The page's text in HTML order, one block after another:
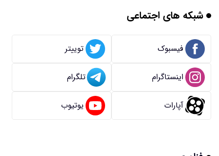
شبکه های اجتماعی
فیسبوک توییتر
اینستاگرام تلگرام
آپارات یوتیوب